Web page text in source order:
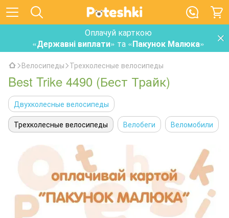
Оплачуй карткою
«Державні виплати» та «Пакунок Малюка»
Велосипеды Трехколесные велосипеды
Best Trike 4490 (Бест Трайк)
Двухколесные велосипеды
Трехколесные велосипеды
Велобеги Веломобили